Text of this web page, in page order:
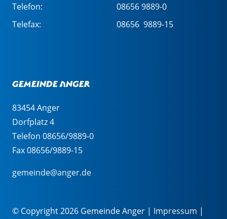
Telefon:
08656 9889-0
Telefax:
08656 9889-15
Gemeinde Anger
83454 Anger
Dorfplatz 4
Telefon 08656/9889-0
Fax 08656/9889-15
gemeinde@anger.de
© Copyright 2026 Gemeinde Anger | Impressum |